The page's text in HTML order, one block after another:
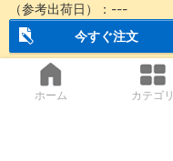
（参考出荷日）： ---
今すぐ注文
ホーム カテゴリ